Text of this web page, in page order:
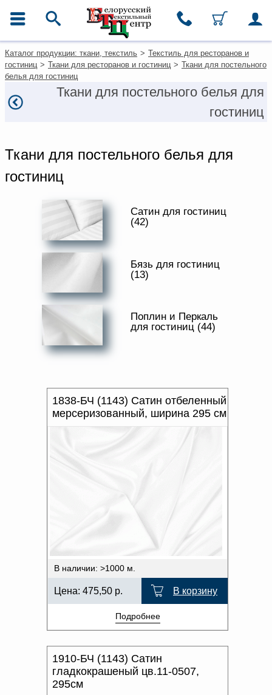
Контакты
Каталог
Ткани
Домашний текстиль
Одежда
Текстильная галантерея и
фурнитура
Условия работы
Оплата и доставка
Как оформить заказ
Вакансии
Как нас найти
Документы по работе с
персональными данными
Письмо руководителю
Новости | Статьи
Любовь Красногорская
+7 (812) 334-10-21
Вячеславовна
+7(911)949-25-35
+7 (495) 649-0-679
msk@beltextil.ru
+7 (812) 334-12-74
horeca@beltextil.ru
Каталог продукции: ткани, текстиль > Текстиль для ресторанов и
гостиниц > Ткани для ресторанов и гостиниц > Ткани для постельного
белья для гостиниц
Ткани для постельного белья для
гостиниц
Ткани для постельного белья для
гостиниц
Сатин для гостиниц
(42)
Бязь для гостиниц
(13)
Поплин и Перкаль
для гостиниц (44)
Очистить фильтры
Цена, руб
от до
ШИРИНА, СМ
ПРОИЗВОДИТЕЛЬ
ХАРАКТЕР РИСУНКА
ОТТЕНОК ЦВЕТА
1838-БЧ (1143) Сатин отбеленный
мерсеризованный, ширина 295 см
В наличии: >1000 м.
Цена: 475,50 р. В корзину
Подробнее
1910-БЧ (1143) Сатин
гладкокрашеный цв.11-0507,
295см